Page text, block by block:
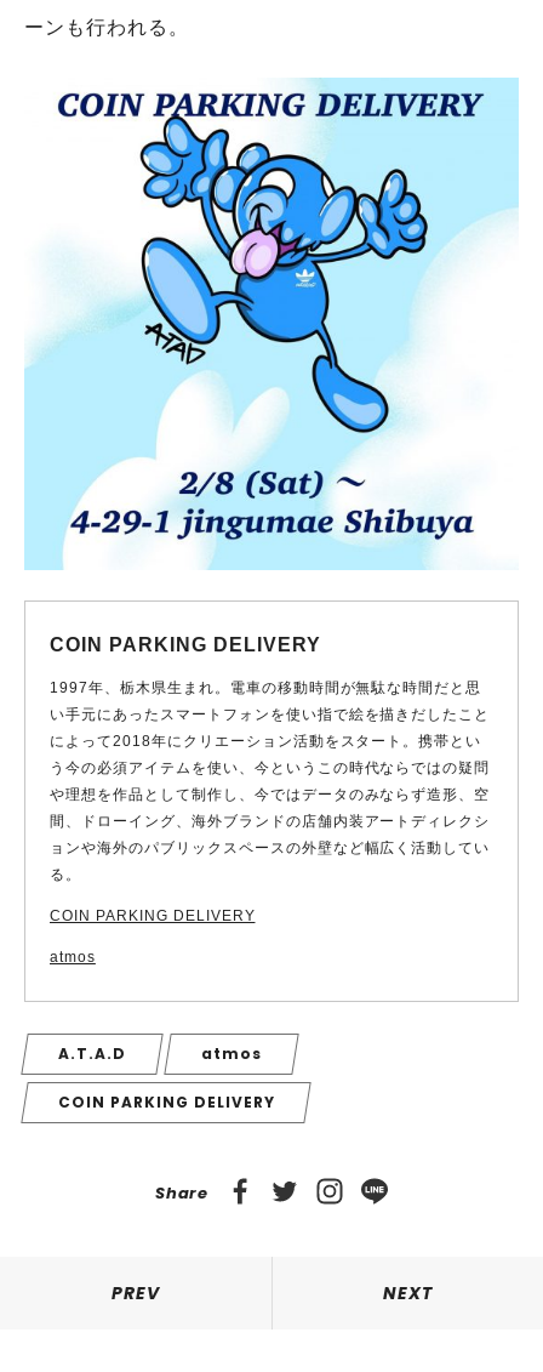
ーンも行われる。
COIN PARKING DELIVERY
1997年、栃木県生まれ。電車の移動時間が無駄な時間だと思
い手元にあったスマートフォンを使い指で絵を描きだしたこと
によって2018年にクリエーション活動をスタート。携帯とい
う今の必須アイテムを使い、今というこの時代ならではの疑問
や理想を作品として制作し、今ではデータのみならず造形、空
間、ドローイング、海外ブランドの店舗内装アートディレクシ
ョンや海外のパブリックスペースの外壁など幅広く活動してい
る。
COIN PARKING DELIVERY
atmos
A.T.A.D atmos
COIN PARKING DELIVERY
Share
PREV NEXT